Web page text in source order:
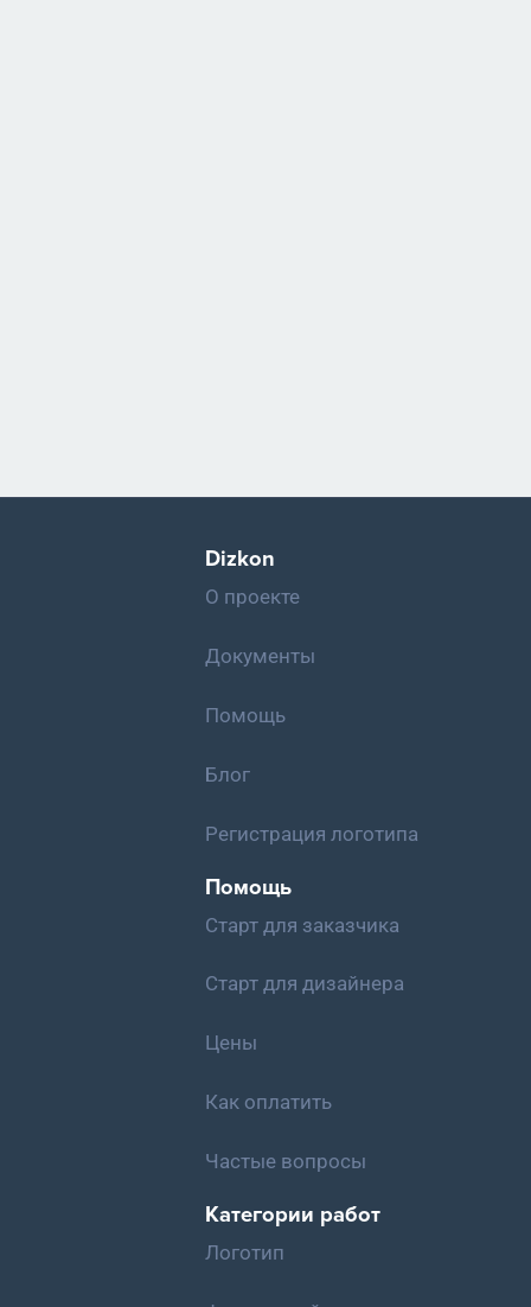
Dizkon
О проекте
Документы
Помощь
Блог
Регистрация логотипа
Помощь
Старт для заказчика
Старт для дизайнера
Цены
Как оплатить
Частые вопросы
Категории работ
Логотип